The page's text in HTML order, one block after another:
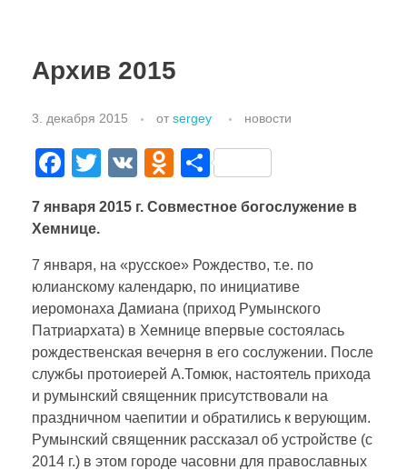
О ПРИХОДЕ
Богослужения
Информация для посетителей
Деятельность
Проект иконостаса
История
в Европе
в Германии
в Лейпциге
Фотогрaфии
Виды храма
РУССКИЙ
DEUTSCH
ENGLISH
ITALIANO
FRANÇAIS
Архив 2015
3. декабря 2015 от sergey новости
F
c
b
o
o
k
T
tt
V
O
n
kl
a
ss
ni
ki
О
р
в
и
ть
7 января 2015 г. Совместное богослужение в
Хемнице.
7 января, на «русское» Рождество, т.е. по
юлианскому календарю, по инициативе
иеромонаха Дамиана (приход Румынского
Патриархата) в Хемнице впервые состоялась
рождественская вечерня в его сослужении. После
службы протоиерей А.Томюк, настоятель прихода
и румынский священник присутствовали на
праздничном чаепитии и обратились к верующим.
Румынский священник рассказал об устройстве (с
2014 г.) в этом городе часовни для православных